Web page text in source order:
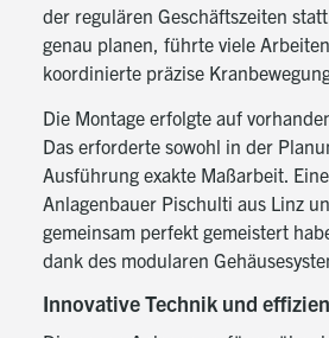
der regulären Geschäftszeiten
genau planen, führte viele
koordinierte präzise
Die Montage erfolgte auf
Das erforderte sowohl in der
Ausführung exakte Maßarbeit.
Anlagenbauer Pischulti aus Linz
gemeinsam perfekt gemeistert
dank des modularen
Innovative Technik und